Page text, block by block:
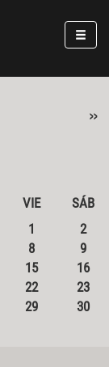
»
VIE
SÁB
1
2
8
9
15
16
22
23
29
30